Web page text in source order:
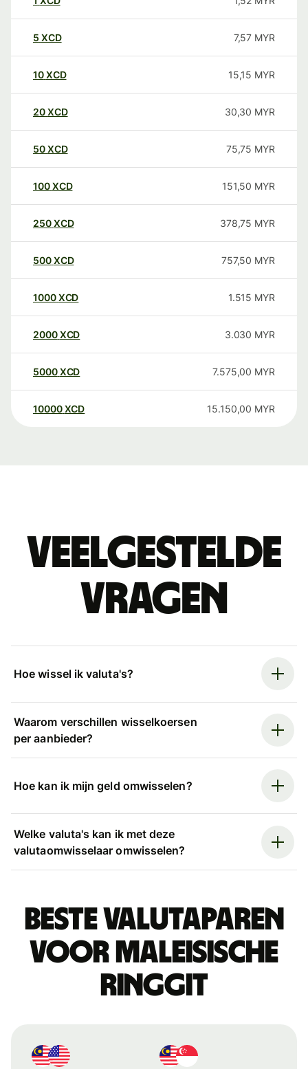
5 XCD 7,57 MYR
10XCD 15,15 MYR
20XCD 30,30 MYR
50XCD 75,75 MYR
100XCD 151,50 MYR
250XCD 378,75 MYR
500XCD 757,50 MYR
1000XCD 1.515 MYR
2000XCD 3.030 MYR
5000XCD 7.575,00 MYR
10000 XCD 15.150,00 MYR
Veelgestelde
vragen
Hoe wissel ik valuta's?
Waarom verschillen wisselkoersen
per aanbieder?
Hoe kan ik mijn geld omwisselen?
Welke valuta's kan ik met deze
valutaomwisselaar omwisselen?
Beste valutaparen
voor Maleisische
ringgit